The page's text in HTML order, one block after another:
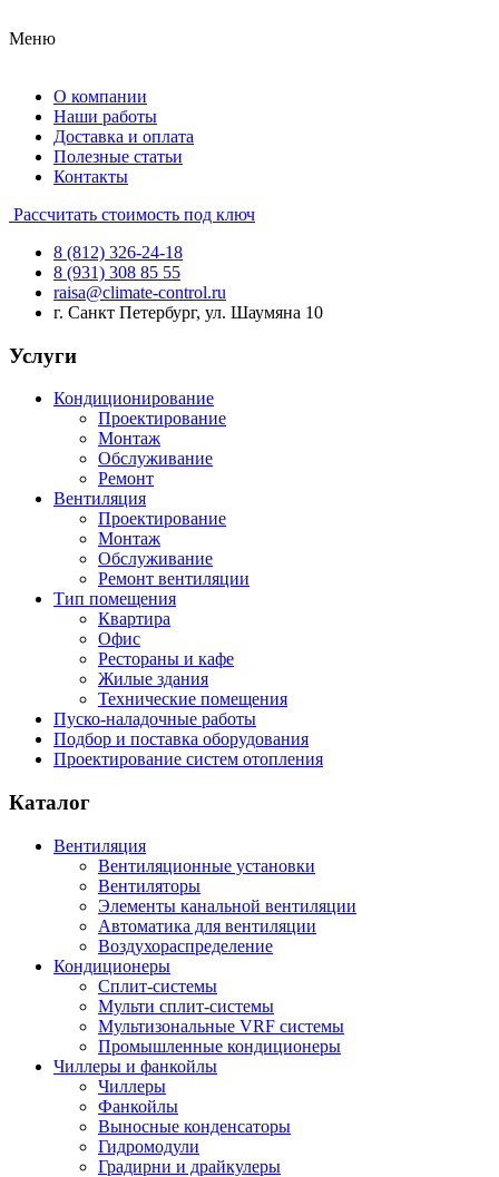
Меню
О компании
Наши работы
Доставка и оплата
Полезные статьи
Контакты
Рассчитать стоимость под ключ
8 (812) 326-24-18
8 (931) 308 85 55
raisa@climate-control.ru
г. Санкт Петербург, ул. Шаумяна 10
Услуги
Кондиционирование
Проектирование
Монтаж
Обслуживание
Ремонт
Вентиляция
Проектирование
Монтаж
Обслуживание
Ремонт вентиляции
Тип помещения
Квартира
Офис
Рестораны и кафе
Жилые здания
Технические помещения
Пуско-наладочные работы
Подбор и поставка оборудования
Проектирование систем отопления
Каталог
Вентиляция
Вентиляционные установки
Вентиляторы
Элементы канальной вентиляции
Автоматика для вентиляции
Воздухораспределение
Кондиционеры
Сплит-системы
Мульти сплит-системы
Мультизональные VRF системы
Промышленные кондиционеры
Чиллеры и фанкойлы
Чиллеры
Фанкойлы
Выносные конденсаторы
Гидромодули
Градирни и драйкулеры